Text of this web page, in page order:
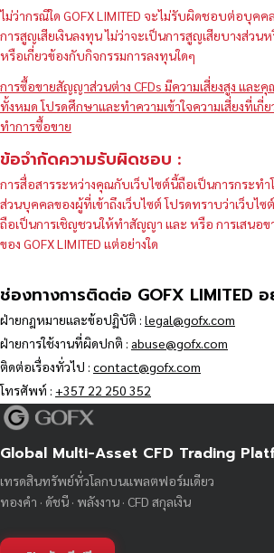
ไม่ว่ากรณีใด GOFX LIMITED จะไม่รับผิดชอบต่อบุค
การสูญเสียเงินลงทุน ไม่ว่าจะเป็นการสูญเสียบางส่วน
หรือเกี่ยวข้องกับกิจกรรมการลงทุนใดๆ
การซื้อขายสัญญาส่วนต่าง CFDs มีความเสี่ยงสูง และ
ทั้งหมด โปรดศึกษาและทำความเข้าใจความเสี่ยงที่เกี่
ทำการซื้อขาย
ข้อจำกัดความรับผิดชอบ :
การสื่อสารระหว่างคุณกับเว็บไซต์นี้ถือเป็นการกระทำ
ส่วนบุคคลของผู้ที่เข้าถึงเว็บไซต์ โปรดทราบว่าเว็บไ
ถือเป็นการเชิญชวนให้ทำสัญญา และ หรือ การเสนอ
ของ GOFX LIMITED แต่อย่างใด
ช่องทางการติดต่อ GOFX LIMITED อ
ฝ่ายกฎหมายและข้อปฏิบัติ : legal@gofx.com
ฝ่ายการใช้งานที่ผิดปกติ : abuse@gofx.com
ติดต่อเรื่องทั่วไป : contact@gofx.com
โทรศัพท์ : +357 22 250 352
Global Multi-Asset CFD Trading
เทรดสินทรัพย์ทั่วโลกบนแพลตฟอร์มเดียว
ทองคำ · ดัชนี · พลังงาน · CFD สกุลเงิน